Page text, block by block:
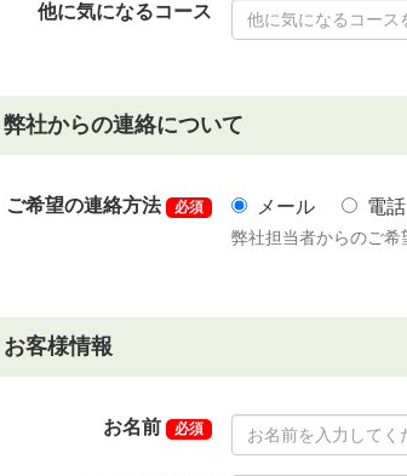
他に気になるコース
弊社からの連絡について
ご希望の連絡方法 必須 メール 電話
弊社担当者からのご希
お客様情報
お名前 必須